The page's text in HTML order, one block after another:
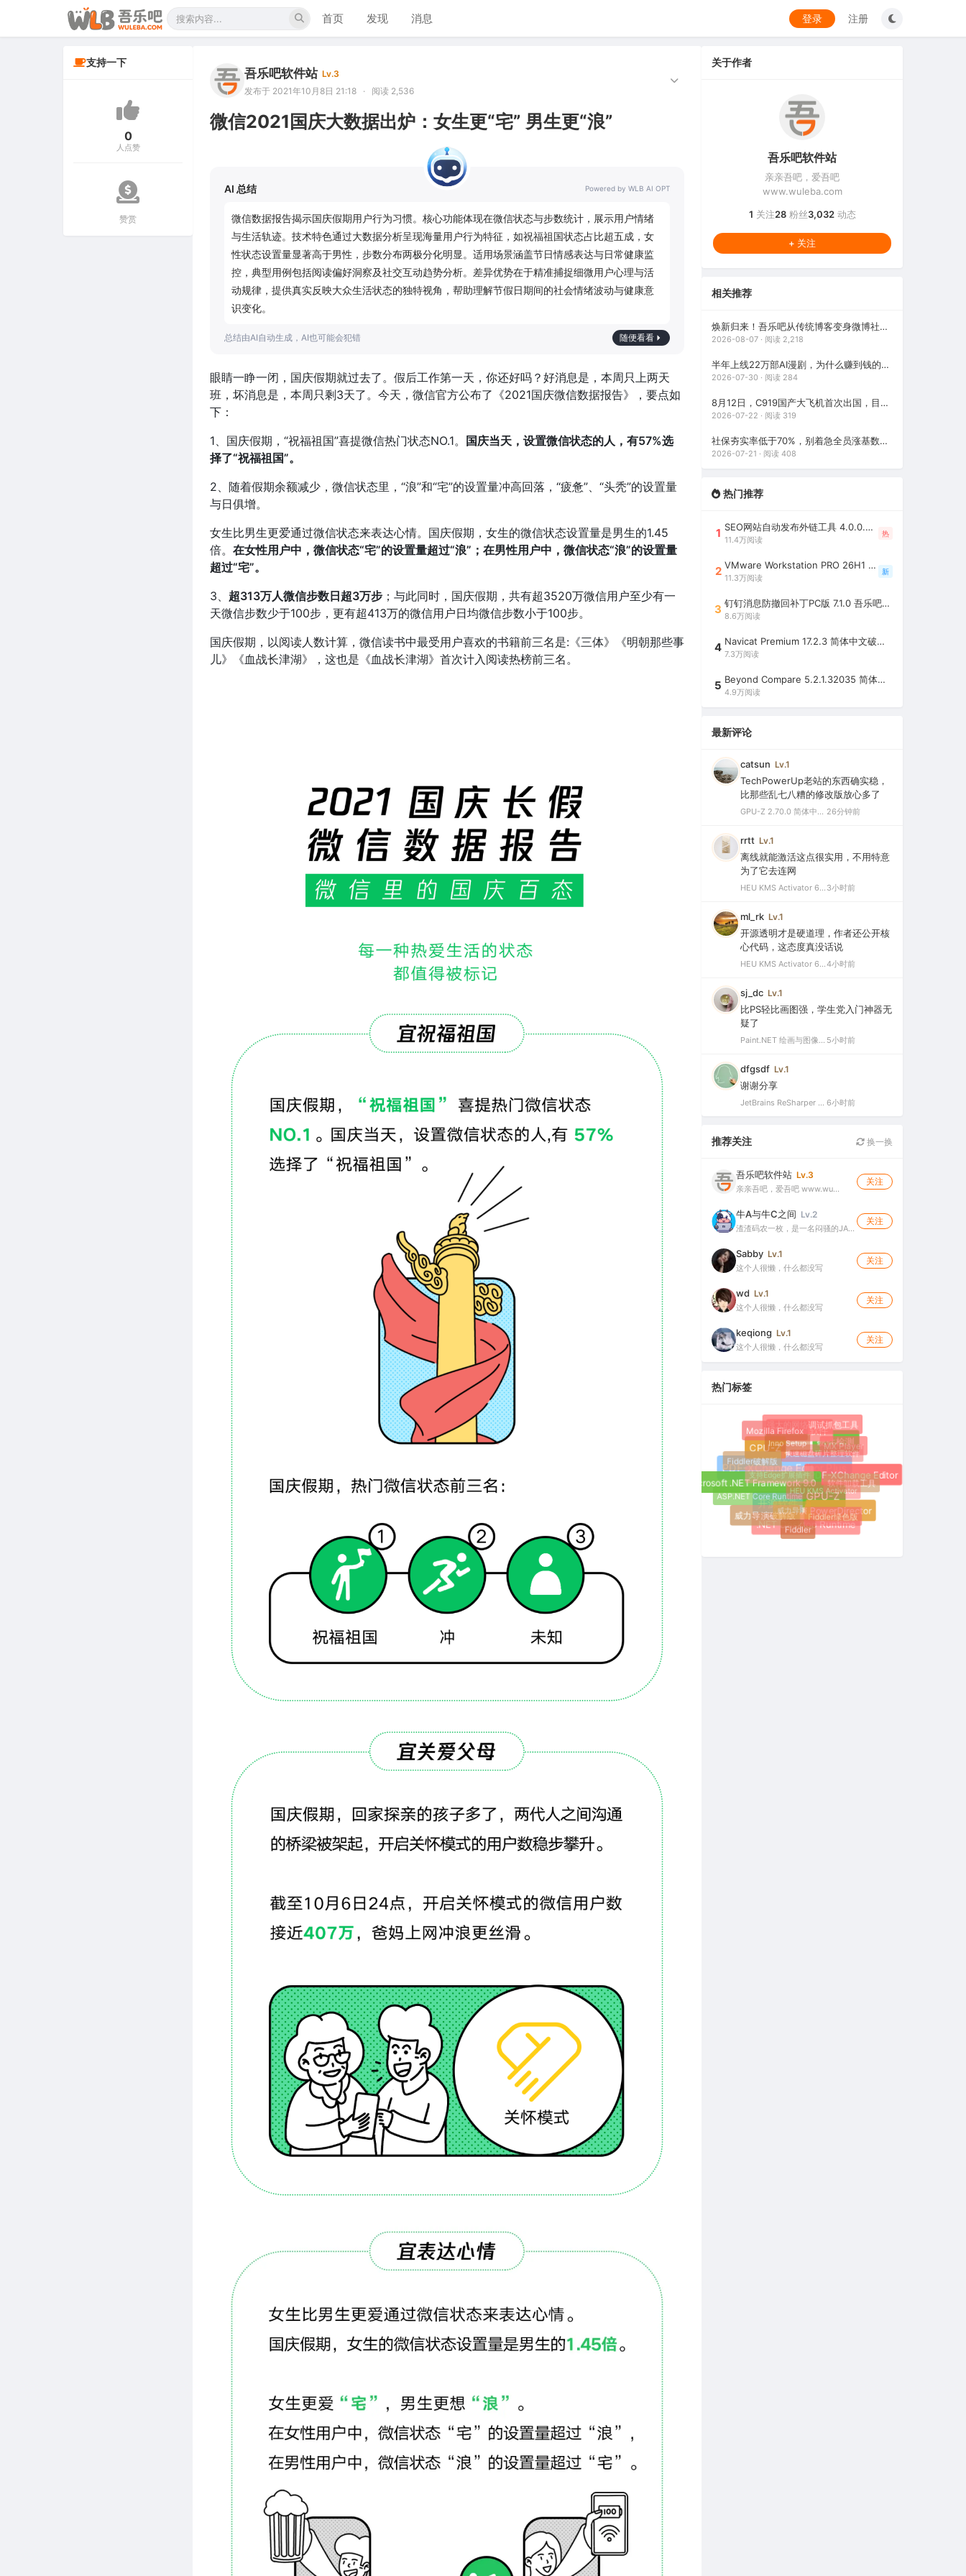
首页 发现 消息 登录 注册
支持一下
0
人点赞
赞赏
吾乐吧软件站 Lv.3
发布于 2021年10月8日 21:18
· 阅读 2,536
微信2021国庆大数据出炉：女生更“宅” 男生更“浪”
AI 总结 Powered by WLB AI OPT
微信数据报告揭示国庆假期用户行为习惯。核心功能体现在微信状态与步数统计，展示用户情绪
与生活轨迹。技术特色通过大数据分析呈现海量用户行为特征，如祝福祖国状态占比超五成，女
性状态设置量显著高于男性，步数分布两极分化明显。适用场景涵盖节日情感表达与日常健康监
控，典型用例包括阅读偏好洞察及社交互动趋势分析。差异优势在于精准捕捉细微用户心理与活
动规律，提供真实反映大众生活状态的独特视角，帮助理解节假日期间的社会情绪波动与健康意
识变化。
总结由AI自动生成，AI也可能会犯错 随便看看
眼睛一睁一闭，国庆假期就过去了。假后工作第一天，你还好吗？好消息是，本周只上两天
班，坏消息是，本周只剩3天了。今天，微信官方公布了《2021国庆微信数据报告》，要点如
下：
1、国庆假期，“祝福祖国”喜提微信热门状态NO.1。
国庆当天，设置微信状态的人，有57%选
择了“祝福祖国”。
2、随着假期余额减少，微信状态里，“浪”和“宅”的设置量冲高回落，“疲惫”、“头秃”的设置量
与日俱增。
女生比男生更爱通过微信状态来表达心情。国庆假期，女生的微信状态设置量是男生的1.45
倍。 在女性用户中，微信状态“宅”的设置量超过“浪”；在男性用户中，微信状态“浪”的设置量
超过“宅”。
3、 超313万人微信步数日超3万步 ；与此同时，国庆假期，共有超3520万微信用户至少有一
天微信步数少于100步，更有超413万的微信用户日均微信步数小于100步。
国庆假期，以阅读人数计算，微信读书中最受用户喜欢的书籍前三名是:《三体》《明朝那些事
儿》《血战长津湖》，这也是《血战长津湖》首次计入阅读热榜前三名。
关于作者
吾乐吧软件站
亲亲吾吧，爱吾吧
www.wuleba.com
1 关注28粉丝3,032动态
+ 关注
相关推荐
焕新归来！吾乐吧从传统博客变身微博社区，发现好软件，分享真快乐
2026-08-07 · 阅读 2,218
半年上线22万部AI漫剧，为什么赚到钱的不到1%？
2026-07-30 · 阅读 284
8月12日，C919国产大飞机首次出国，目的地很多人没想到
2026-07-22 · 阅读 319
社保夯实率低于70%，别着急全员涨基数，三步低成本合规整改
2026-07-21 · 阅读 408
热门推荐
1 SEO网站自动发布外链工具 4.0.0.0 吾乐吧优化版（智能代理狂刷外链）
11.4万阅读
热
2 VMware Workstation PRO 26H1 中文精简安装注册版 / 完整版（最好用的虚拟机软件）
11.3万阅读
新
3 钉钉消息防撤回补丁PC版 7.1.0 吾乐吧优化版（支持消息防撤回+钉钉多开+支持消息永不已读+去除钉钉水印）
8.6万阅读
4 Navicat Premium 17.2.3 简体中文破解版（多重数据库管理工具）
7.3万阅读
5 Beyond Compare 5.2.1.32035 简体中文注册版（超强文件/夹比较工具）
4.9万阅读
最新评论
catsun Lv.1
TechPowerUp老站的东西确实稳，
比那些乱七八糟的修改版放心多了
GPU-Z 2.70.0 简体中文汉化版（显卡测试专业的软件） 26分钟前
rrtt Lv.1
离线就能激活这点很实用，不用特意
为了它去连网
HEU KMS Activator 64.0 简体中文版（支持激活最新版Windows/Office离线永久激活） 3小时前
ml_rk Lv.1
开源透明才是硬道理，作者还公开核
心代码，这态度真没话说
HEU KMS Activator 64.0 简体中文版（支持激活最新版Windows/Office离线永久激活）4小时前
sj_dc Lv.1
比PS轻比画图强，学生党入门神器无
疑了
Paint.NET 绘画与图像处理软件 v5.1.12 官方版（Windows 免费开源图像编辑工具） 5小时前
dfgsdf Lv.1
谢谢分享
JetBrains ReSharper 2025.3.3 官方最新破解版（dotUltimate工具集合，.NET开发必备工具箱） 6小时前
推荐关注 换一换
吾乐吧软件站 Lv.3
亲亲吾吧，爱吾吧 www.wu…
关注
牛A与牛C之间 Lv.2
渣渣码农一枚，是一名闷骚的JA…
关注
Sabby Lv.1
这个人很懒，什么都没写
关注
wd Lv.1
这个人很懒，什么都没写
关注
keqiong Lv.1
这个人很懒，什么都没写
关注
热门标签
GPU-Z
火狐浏览器
PDF-XChange Editor Plus
开源软件
.NET Desktop Runtime
PowerDirector
PDF-XChange Editor
硬件检测
数据恢复软件
CPU-Z
Microsoft .NET Framework 9.0
威力导演破解版
Fiddler
Fiddler绿色版
软件卸载工具
MX Player
强大的网络调试抓包工具
Mozilla Firefox
Fiddler破解版
ASP.NET Core Runtime
威力导演
HEU KMS Activator
快速磁盘碎片整理软件
Inno Setup
支持Edge扩展插件